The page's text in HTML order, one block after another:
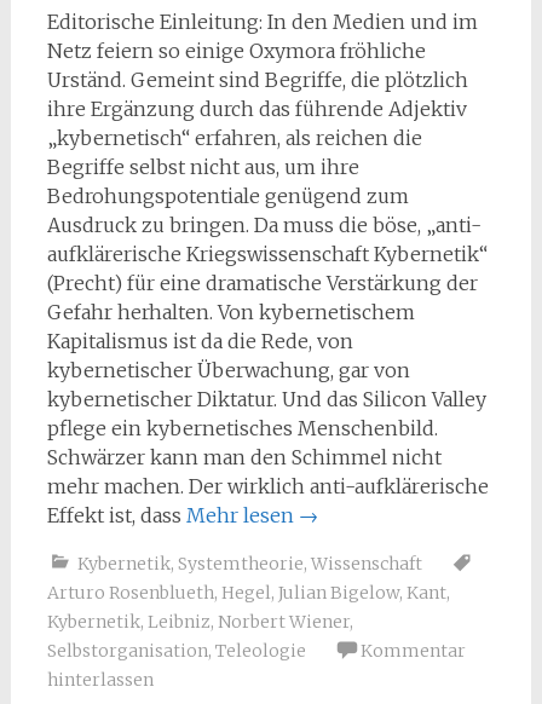
Editorische Einleitung: In den Medien und im
Netz feiern so einige Oxymora fröhliche
Urständ. Gemeint sind Begriffe, die plötzlich
ihre Ergänzung durch das führende Adjektiv
„kybernetisch“ erfahren, als reichen die
Begriffe selbst nicht aus, um ihre
Bedrohungspotentiale genügend zum
Ausdruck zu bringen. Da muss die böse, „anti-
aufklärerische Kriegswissenschaft Kybernetik“
(Precht) für eine dramatische Verstärkung der
Gefahr herhalten. Von kybernetischem
Kapitalismus ist da die Rede, von
kybernetischer Überwachung, gar von
kybernetischer Diktatur. Und das Silicon Valley
pflege ein kybernetisches Menschenbild.
Schwärzer kann man den Schimmel nicht
mehr machen. Der wirklich anti-aufklärerische
Effekt ist, dass Mehr lesen →
Kybernetik, Systemtheorie, Wissenschaft
Arturo Rosenblueth, Hegel, Julian Bigelow, Kant,
Kybernetik, Leibniz, Norbert Wiener,
Selbstorganisation, Teleologie
Kommentar
hinterlassen